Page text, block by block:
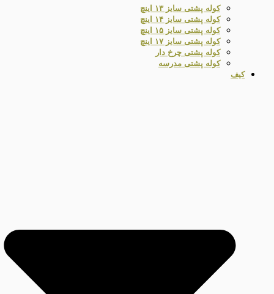
کوله پشتی سایز ۱۳ اینچ
کوله پشتی سایز ۱۴ اینچ
کوله پشتی سایز ۱۵ اینچ
کوله پشتی سایز ۱۷ اینچ
کوله پشتی چرخ دار
کوله پشتی مدرسه
کیف